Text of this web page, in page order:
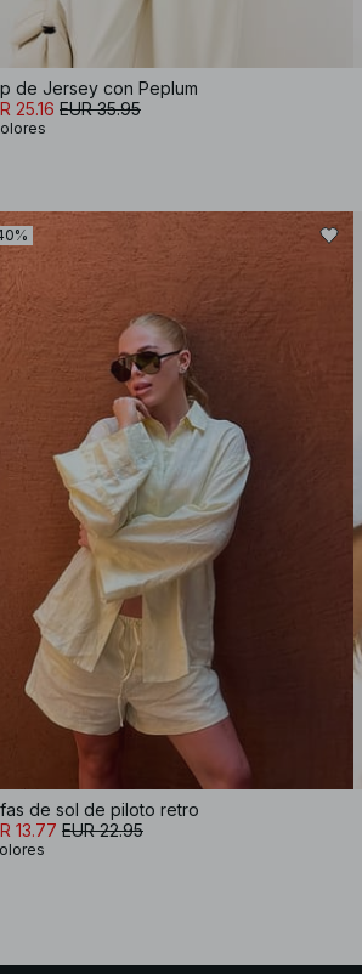
de Jersey con Peplum
25.16 EUR 35.95
de sol de piloto retro
13.77 EUR 22.95